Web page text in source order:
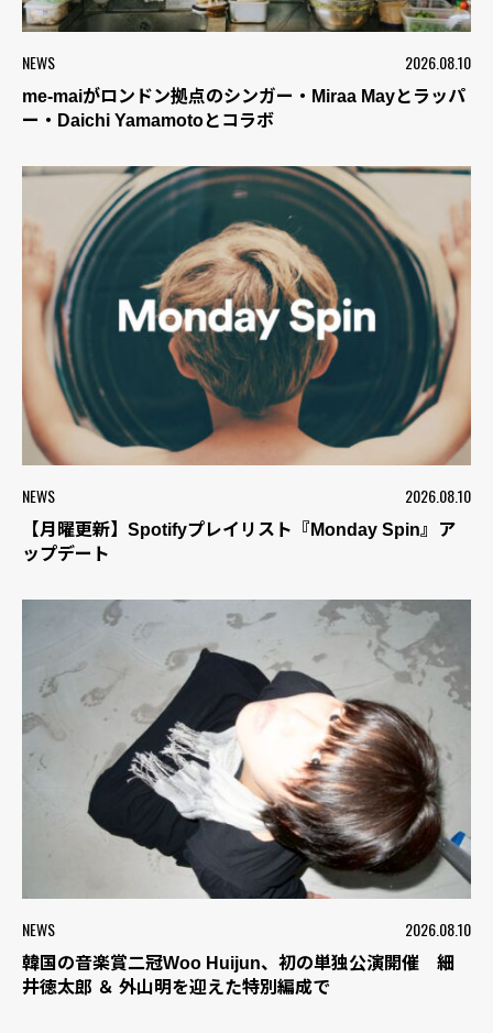
NEWS 2026.08.10
me-maiがロンドン拠点のシンガー・Miraa Mayとラッパ
ー・Daichi Yamamotoとコラボ
NEWS 2026.08.10
【月曜更新】Spotifyプレイリスト『Monday Spin』ア
ップデート
NEWS 2026.08.10
韓国の音楽賞二冠Woo Huijun、初の単独公演開催 細
井徳太郎 ＆ 外山明を迎えた特別編成で